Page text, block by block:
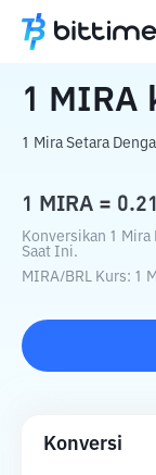
Beranda
1 MIRA
1 Mira Setara
1 MIRA =
Konversikan 1 Mira
Saat Ini.
MIRA/BRL Kurs: 1
Konversi